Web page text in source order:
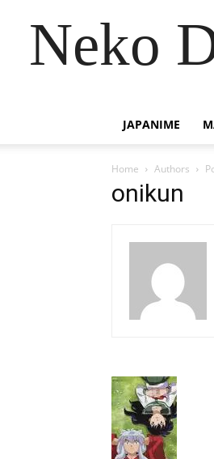
Neko
JAPANIME
Home Authors
onikun